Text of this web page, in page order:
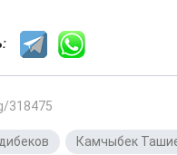
318475
Камчыбек